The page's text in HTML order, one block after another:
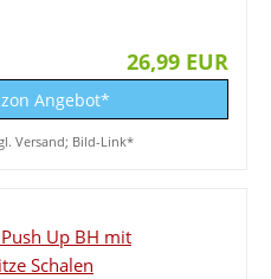
26,99 EUR
Angebot*
Versand; Bild-Link*